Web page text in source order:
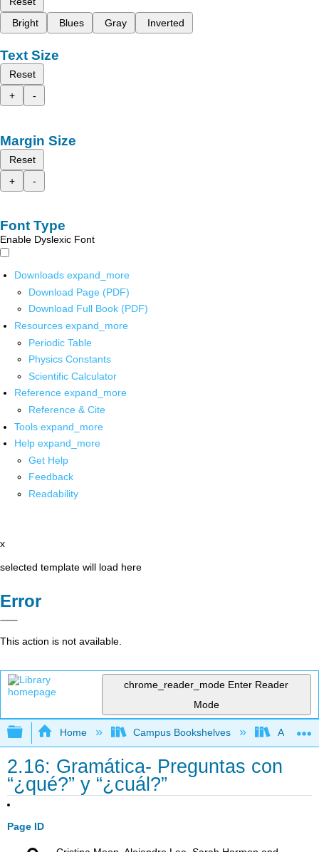
Bright
Blues Gray Inverted
Text Size
Reset
+
-
Margin Size
Reset
+
-
Font Type
Enable Dyslexic Font
Downloads expand_more
Download Page (PDF)
Download Full Book (PDF)
Resources expand_more
Periodic Table
Physics Constants
Scientific Calculator
Reference expand_more
Reference & Cite
Tools expand_more
Help expand_more
Get Help
Feedback
Readability
x
selected template will load here
Error
This action is not available.
chrome_reader_mode Enter Reader
Mode
Expand/collapse global hierarchy
Home Campus Bookshelves
2.16: Gramática- Preguntas con
“¿qué?” y “¿cuál?”
Page ID